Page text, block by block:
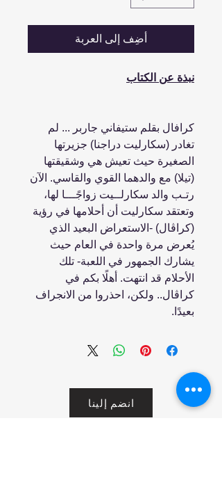
أضِف إلى العربة
نبذة عن الكتاب
كرافال بقلم ستيفاني جاربر ... لم
تغادر (سكارليت دراجنا) جزيرتها
الصغيرة حيث تعيش هي وشقيقتها
(تيلا) مع والدهما القوي والقاسي. الآن
رتـب والد سكارلــيت زواجًـــا لها،
وتعتقد سكارليت أن أحلامها في رؤية
(كراڨال) -الاستعراض البعيد الذي
يُعرض مرة واحدة في العام حيث
يشارك الجمهور في اللعبة- تلك
الأحلام قد انتهت. أهلًا بكم في
كراڨال.. ولكن، احذروا من الانجراف
بعيدًا.
انضم إلينا